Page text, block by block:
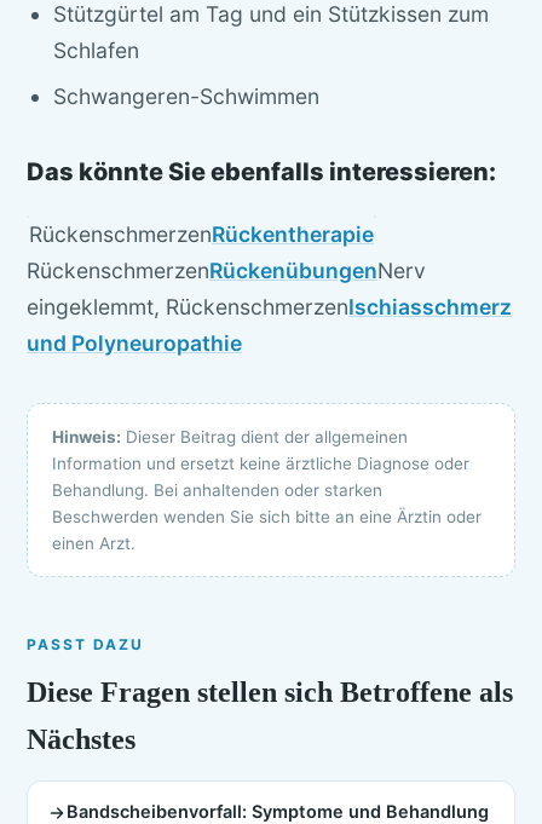
Stützgürtel am Tag und ein Stützkissen zum
Schlafen
Schwangeren-Schwimmen
Das könnte Sie ebenfalls interessieren:
RückenschmerzenRückentherapie
RückenschmerzenRückenübungenNerv
eingeklemmt, RückenschmerzenIschiasschmerz
und Polyneuropathie
Hinweis: Dieser Beitrag dient der allgemeinen
Information und ersetzt keine ärztliche Diagnose oder
Behandlung. Bei anhaltenden oder starken
Beschwerden wenden Sie sich bitte an eine Ärztin oder
einen Arzt.
PASST DAZU
Diese Fragen stellen sich Betroffene als
Nächstes
Bandscheibenvorfall: Symptome und Behandlung